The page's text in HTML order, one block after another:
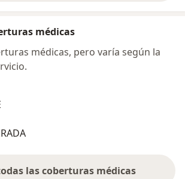
médicas
médicas, pero varía según la
las coberturas médicas